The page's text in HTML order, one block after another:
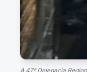
A 47ª Delegacia